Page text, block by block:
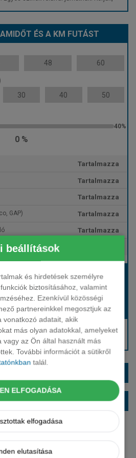
beállítások
és hirdetések személyre
biztosításához, valamint
Ezenkívül közösségi
partnereinkkel megosztjuk az
vonatkozó adatait, akik
más olyan adatokkal, amelyeket
vagy az Ön által használt más
További információt a sütikről
talál.
ELFOGADÁSA
elfogadása
elutasítása
ÉS A KM FUTÁST
48 60
30 40 50
0 %
Tartalmazza
Tartalmazza
Tartalmazza
GAP) Tartalmazza
Tartalmazza
Hívjon bennünket!
Induló bérleti díj: Hívjon bennünket!
+36 1 888 0088
visszahívást!